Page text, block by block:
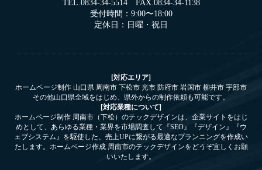
TEL.0834-34-5514 FAX.0834-34-1138
受付時間：9:00〜18:00
定休日：日曜・祝日
[対応エリア]
ホームページ制作 山口県 周南市 下松市 光市 防府市 岩国市 柳井市 宇部市
その他山口県全域をはじめ、県外からの制作依頼も可能です。
[対応業種について]
ホームページ制作 周南市（下松）のテックデザインは、企業サイトをはじ
めとして、あらゆる業種・業界を市場調査して『SEO』『デザイン』『ウ
ェブシステム』を駆使した、売上UPに繋がる最適なプランニングを作成い
たします。ホームページ作成 周南市のテックデザインをどうぞ宜しくお願
いいたします。